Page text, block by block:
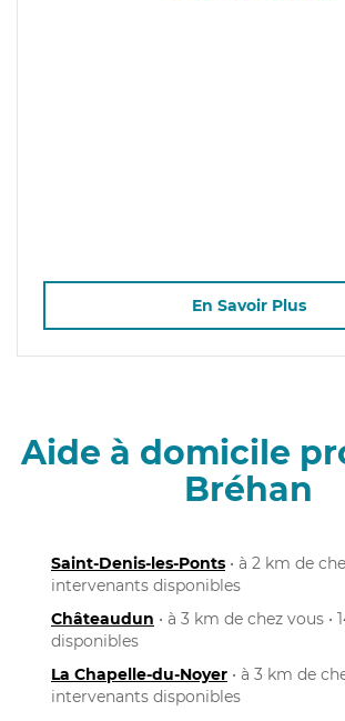
En Savoir Plus
Aide à domicile
Bréhan
Saint-Denis-les-Ponts • à 2 km de
intervenants disponibles
Châteaudun • à 3 km de chez vous •
disponibles
La Chapelle-du-Noyer • à 3 km de
intervenants disponibles